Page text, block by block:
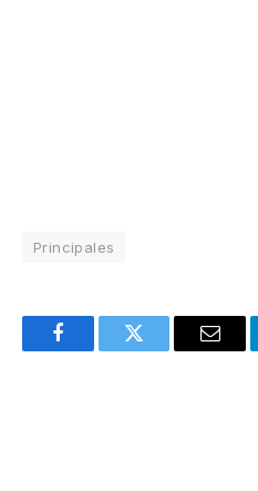
Principales
FacebookTwitter Email